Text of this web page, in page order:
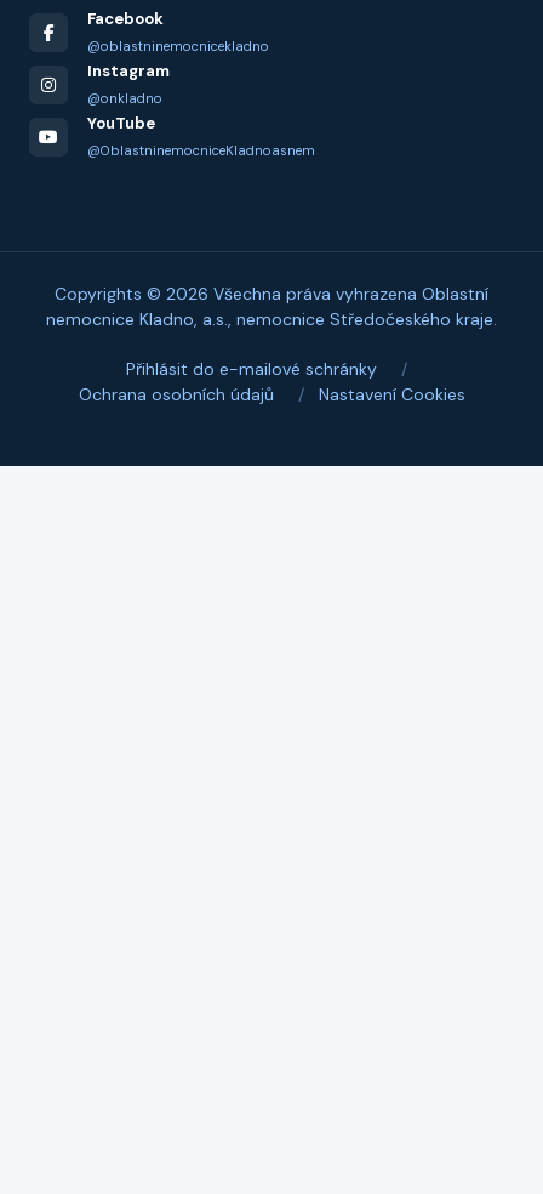
Facebook
@oblastninemocnicekladno
Instagram
@onkladno
YouTube
@OblastninemocniceKladnoasnem
Copyrights © 2026 Všechna práva vyhrazena Oblastní
nemocnice Kladno, a.s., nemocnice Středočeského kraje.
Přihlásit do e-mailové schránky
/
Ochrana osobních údajů
/ Nastavení Cookies